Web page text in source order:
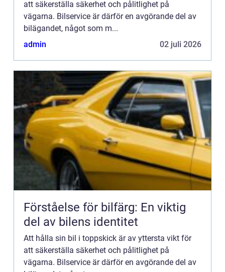
att säkerställa säkerhet och pålitlighet på
vägarna. Bilservice är därför en avgörande del av
bilägandet, något som m...
admin
02 juli 2026
Förståelse för bilfärg: En viktig
del av bilens identitet
Att hålla sin bil i toppskick är av yttersta vikt för
att säkerställa säkerhet och pålitlighet på
vägarna. Bilservice är därför en avgörande del av